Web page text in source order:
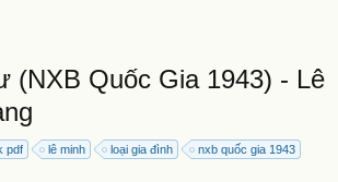
(NXB Quốc Gia 1943) - Lê
pdf lê minh loại gia đình nxb quốc gia 1943